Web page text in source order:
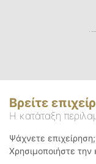
Βρείτε
Η κατάταξη
Ψάχνετε
Χρησιμοποιήστε